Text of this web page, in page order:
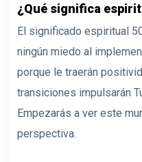
¿Qué significa
El significado espiritual
ningún miedo al
porque le traerán
transiciones impulsarán
Empezarás a ver este
perspectiva.